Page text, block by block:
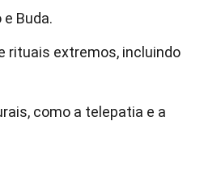
Buda.
rituais extremos, incluindo
como a telepatia e a